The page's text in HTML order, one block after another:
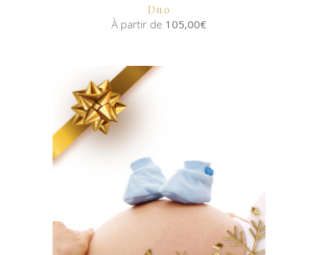
Duo
À partir de 105,00€
SELECT
OPTIONS